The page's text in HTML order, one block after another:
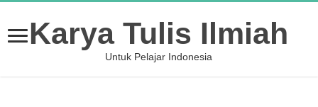
Karya Tulis Ilmiah
Untuk Pelajar Indonesia